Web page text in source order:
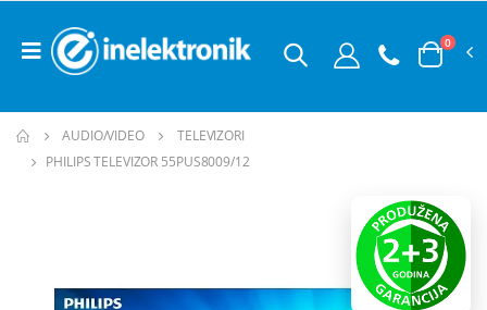
0
AUDIO/VIDEO
TELEVIZORI
PHILIPS TELEVIZOR 55PUS8009/12